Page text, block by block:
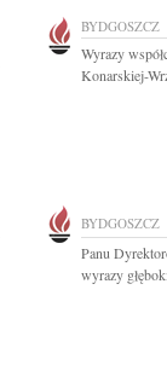
BYDGOSZCZ
Wyrazy
Konarskiej-
BYDGOSZCZ
Panu
wyrazy